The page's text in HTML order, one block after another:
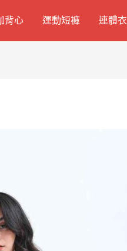
背心 運動短褲 連體衣